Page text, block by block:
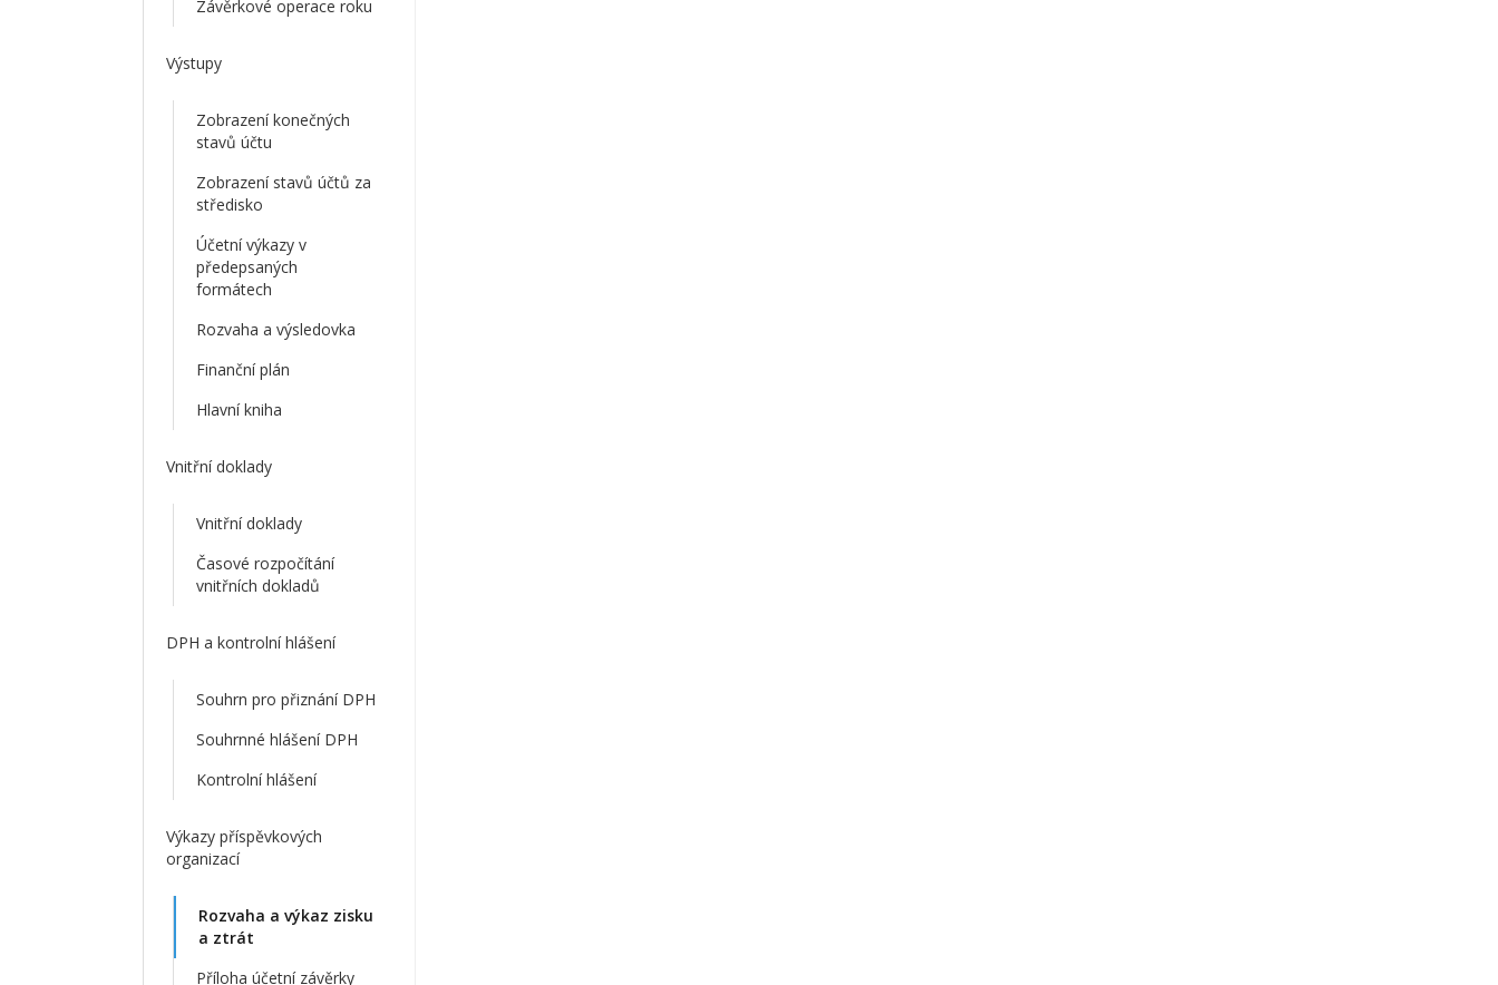
Závěrkové operace roku
Výstupy
Zobrazení konečných
stavů účtu
Zobrazení stavů účtů za
středisko
Účetní výkazy v
předepsaných
formátech
Rozvaha a výsledovka
Finanční plán
Hlavní kniha
Vnitřní doklady
Vnitřní doklady
Časové rozpočítání
vnitřních dokladů
DPH a kontrolní hlášení
Souhrn pro přiznání DPH
Souhrnné hlášení DPH
Kontrolní hlášení
Výkazy příspěvkových
organizací
Rozvaha a výkaz zisku
a ztrát
Příloha účetní závěrky